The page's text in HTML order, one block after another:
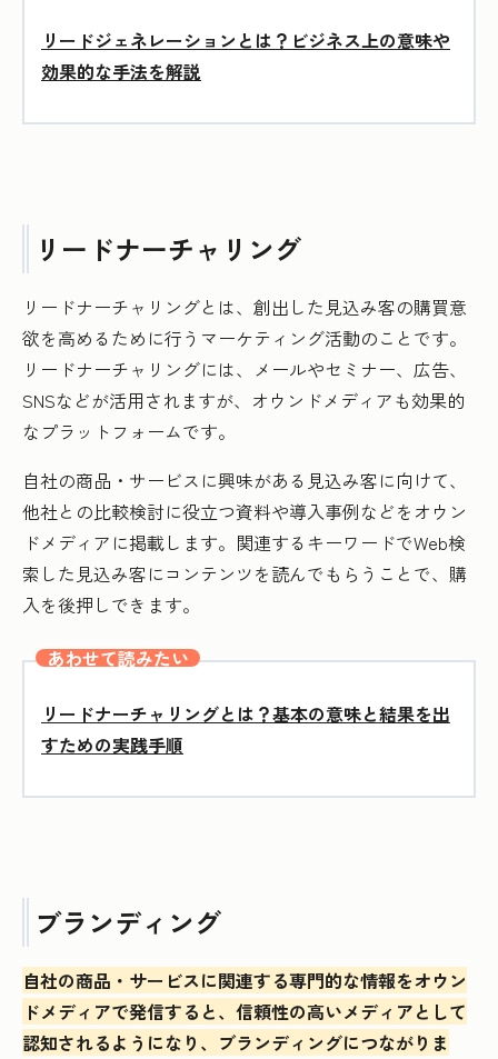
リードジェネレーションとは？ビジネス上の意味や
効果的な手法を解説
リードナーチャリング
リードナーチャリングとは、創出した見込み客の購買意
欲を高めるために行うマーケティング活動のことです。
リードナーチャリングには、メールやセミナー、広告、
SNSなどが活用されますが、オウンドメディアも効果的
なプラットフォームです。
自社の商品・サービスに興味がある見込み客に向けて、
他社との比較検討に役立つ資料や導入事例などをオウン
ドメディアに掲載します。関連するキーワードでWeb検
索した見込み客にコンテンツを読んでもらうことで、購
入を後押しできます。
あわせて読みたい
リードナーチャリングとは？基本の意味と結果を出
すための実践手順
ブランディング
自社の商品・サービスに関連する専門的な情報をオウン
ドメディアで発信すると、信頼性の高いメディアとして
認知されるようになり、ブランディングにつながりま